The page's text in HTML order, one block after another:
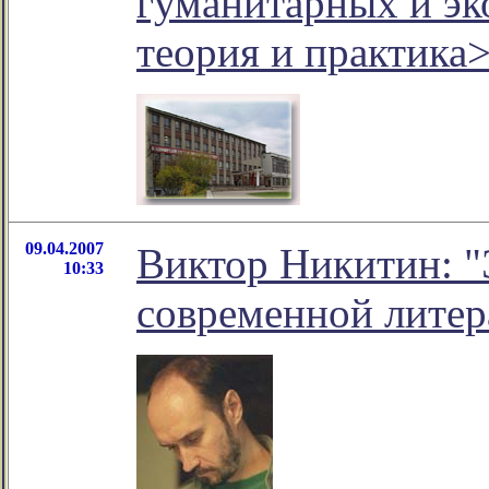
теория и
09.04.2007
10:33
Виктор Никитин:
современной